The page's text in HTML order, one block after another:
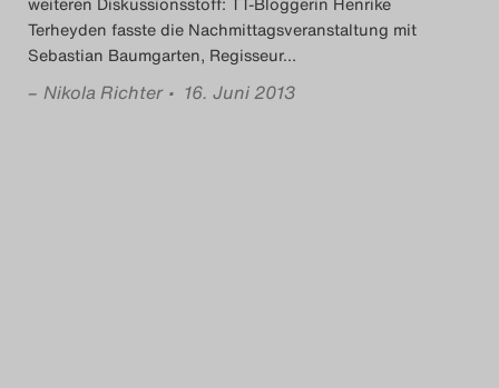
2016
Das Theatertreffen-Blog
Terheyden fasste die Nachmittagsveranstaltung mit
Sebastian Baumgarten, Regisseur…
– Nikola Richter • 16. Juni 2013